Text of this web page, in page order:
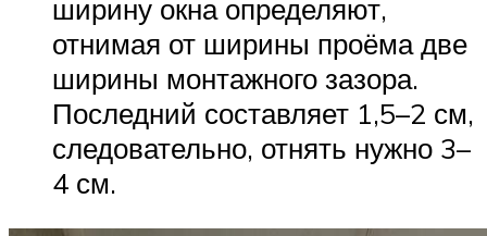
ширину окна определяют,
отнимая от ширины проёма две
ширины монтажного зазора.
Последний составляет 1,5–2 см,
следовательно, отнять нужно 3–
4 см.